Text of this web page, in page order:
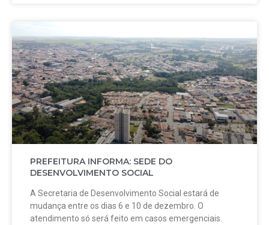
PREFEITURA INFORMA: SEDE DO
DESENVOLVIMENTO SOCIAL
A Secretaria de Desenvolvimento Social estará de
mudança entre os dias 6 e 10 de dezembro. O
atendimento só será feito em casos emergenciais.